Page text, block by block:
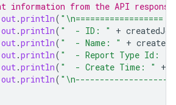
information from the API
out.println(
out.println( "  - ID: " + createdJob
out.println( "  - Name: " +
out.println( "  - Report Type Id: "
out.println( "  - Create Time: " +
out.println(